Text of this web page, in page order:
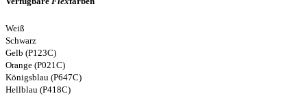
Weiß
Schwarz
Gelb (P123C)
Orange (P021C)
Königsblau (P647C)
Hellblau (P418C)